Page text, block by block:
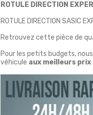
ROTULE DIRECTION
ROTULE DIRECTION SASIC
Retrouvez cette pièce de
Pour les petits budgets,
véhicule aux meilleurs prix